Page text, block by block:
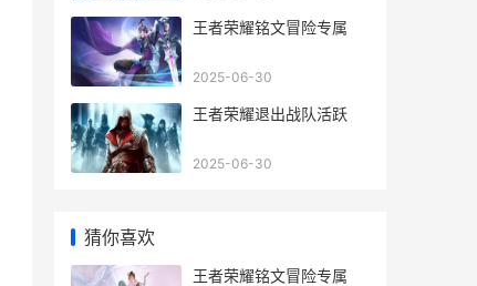
王者荣耀铭文冒险专属
2025-06-30
王者荣耀退出战队活跃
2025-06-30
猜你喜欢
王者荣耀铭文冒险专属